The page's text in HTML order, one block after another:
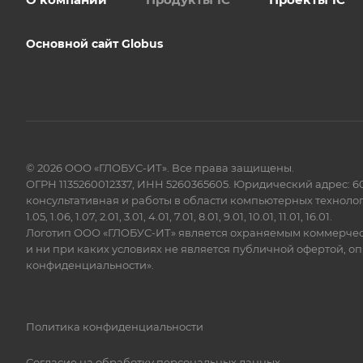
Основной сайт Globus
© 2026 ООО «ГЛОБУС-ИТ». Все права защищены.
ОГРН 1135260012337, ИНН 5260365605. Юридический
консультативная и работы в области компьютерных
1.05, 1.06, 1.07, 2.01, 3.01, 4.01, 7.01, 8.01, 9.01, 10.01, 11.01, 16.01.
Логотип ООО «ГЛОБУС-ИТ» является охраняемым
и ни при каких условиях не является публичной офертой,
конфиденциальности»
Политика конфиденциальности